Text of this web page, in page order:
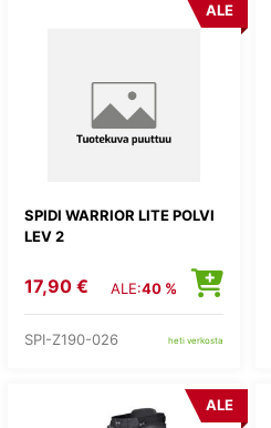
SPIDI WARRIOR LITE POLVI
LEV 2
ALE
17,90 € ALE:40 %
SPI-Z190-026 heti verkosta
ALE